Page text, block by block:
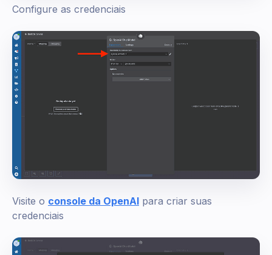
Configure as credenciais
Visite o console da OpenAI para criar suas
credenciais